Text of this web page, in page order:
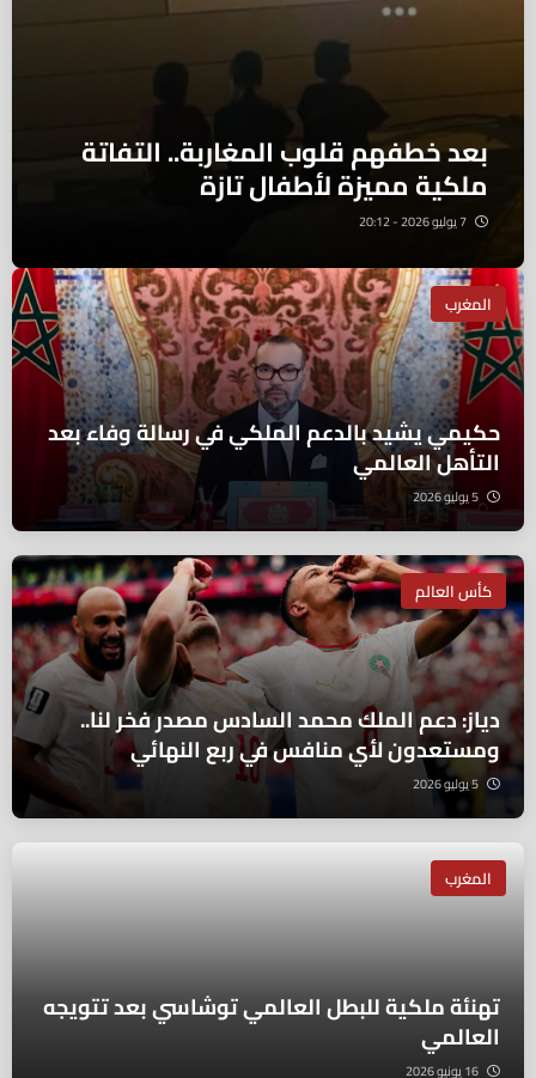
بعد خطفهم قلوب المغاربة.. التفاتة
ملكية مميزة لأطفال تازة
المغرب
حكيمي يشيد بالدعم الملكي في رسالة وفاء بعد
التأهل العالمي
كأس العالم
دياز: دعم الملك محمد السادس مصدر فخر لنا..
ومستعدون لأي منافس في ربع النهائي
5 يوليو 2026
المغرب
تهنئة ملكية للبطل العالمي توشاسي بعد تتويجه
العالمي